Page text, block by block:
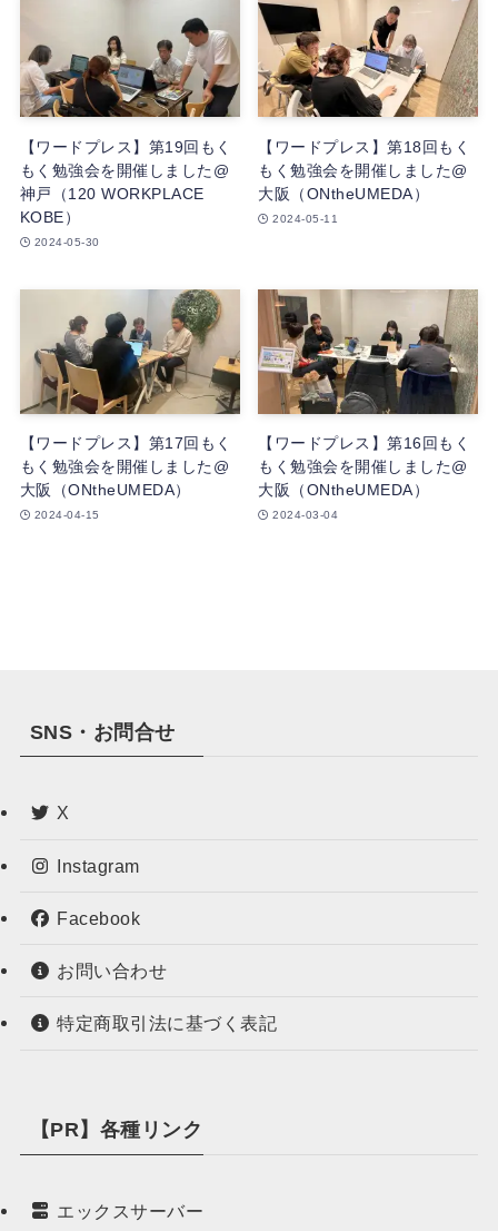
【ワードプレス】第19回もく
もく勉強会を開催しました@
神戸（120 WORKPLACE
KOBE）
2024-05-30
【ワードプレス】第18回もく
もく勉強会を開催しました@
大阪（ONtheUMEDA）
2024-05-11
【ワードプレス】第17回もく
もく勉強会を開催しました@
大阪（ONtheUMEDA）
2024-04-15
【ワードプレス】第16回もく
もく勉強会を開催しました@
大阪（ONtheUMEDA）
2024-03-04
SNS・お問合せ
X
Instagram
Facebook
お問い合わせ
特定商取引法に基づく表記
【PR】各種リンク
エックスサーバー